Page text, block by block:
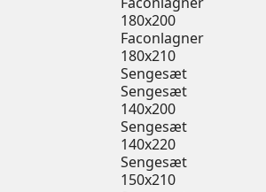
180x200
Faconlagner
180x210
Sengesæt
Sengesæt
140x200
Sengesæt
140x220
Sengesæt
150x210